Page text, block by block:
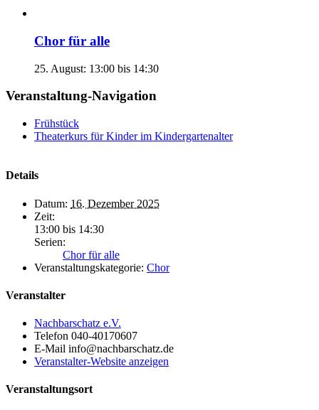
Chor für alle
25. August: 13:00 bis 14:30
Veranstaltung-Navigation
Frühstück
Theaterkurs für Kinder im Kindergartenalter
Details
Datum: 16. Dezember 2025
Zeit:
13:00 bis 14:30
Serien:
Chor für alle
Veranstaltungskategorie: Chor
Veranstalter
Nachbarschatz e.V.
Telefon 040-40170607
E-Mail info@nachbarschatz.de
Veranstalter-Website anzeigen
Veranstaltungsort